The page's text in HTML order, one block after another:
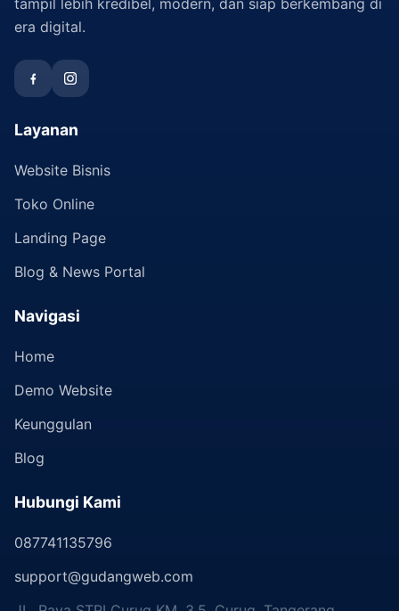
era digital.
Layanan
Website Bisnis
Toko Online
Landing Page
Blog & News Portal
Navigasi
Home
Demo Website
Keunggulan
Blog
Hubungi Kami
087741135796
support@gudangweb.com